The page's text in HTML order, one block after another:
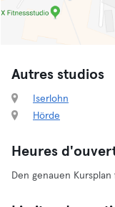
Autres studios
Iserlohn
Hörde
Heures
Den genauen